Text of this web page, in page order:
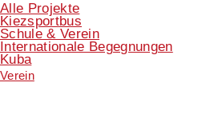
Alle Projekte
Kiezsportbus
Schule & Verein
Internationale Begegnungen
Kuba
Verein